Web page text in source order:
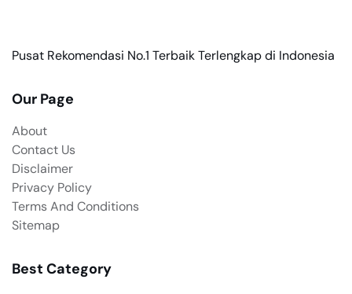
Pusat Rekomendasi No.1 Terbaik Terlengkap di Indonesia
Our Page
About
Contact Us
Disclaimer
Privacy Policy
Terms And Conditions
Sitemap
Best Category